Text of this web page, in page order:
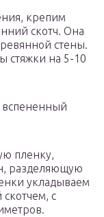
крепим
скотч. Она
стены.
стяжки на 5-10
вспененный
пленку,
разделяющую
укладываем
скотчем, с